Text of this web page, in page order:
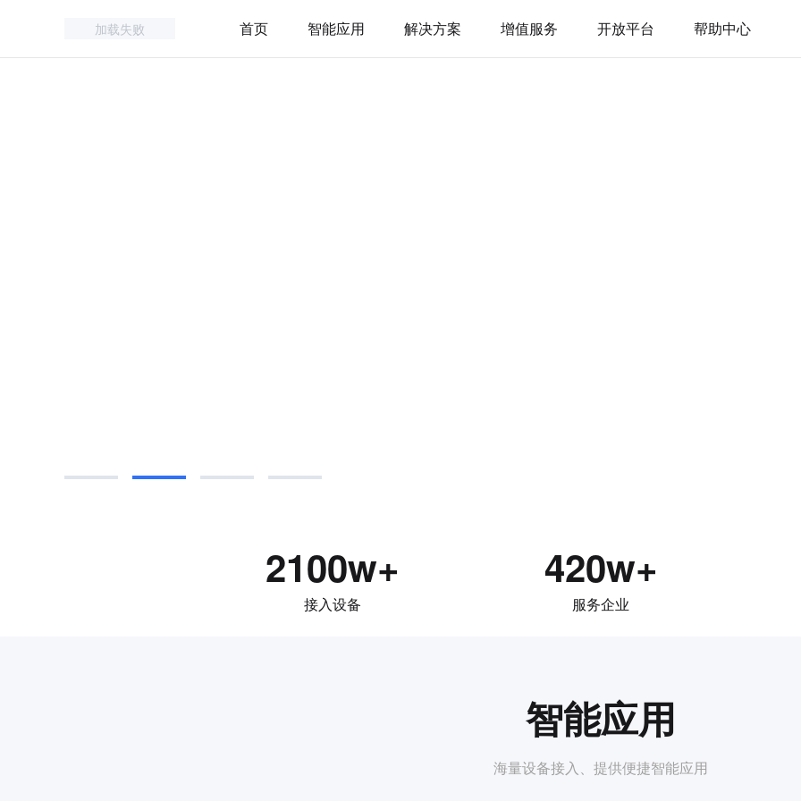
加载失败 首页 智能应用 解决方案 增值服务 开放平台 帮助中心
2100w+
接入设备
420w+
服务企业
智能应用
海量设备接入、提供便捷智能应用